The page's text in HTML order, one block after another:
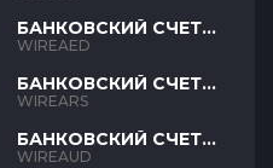
БАНКОВСКИЙ СЧЕТ
AED
WIREAED
БАНКОВСКИЙ СЧЕТ
ARS
WIREARS
БАНКОВСКИЙ СЧЕТ
AUD
WIREAUD